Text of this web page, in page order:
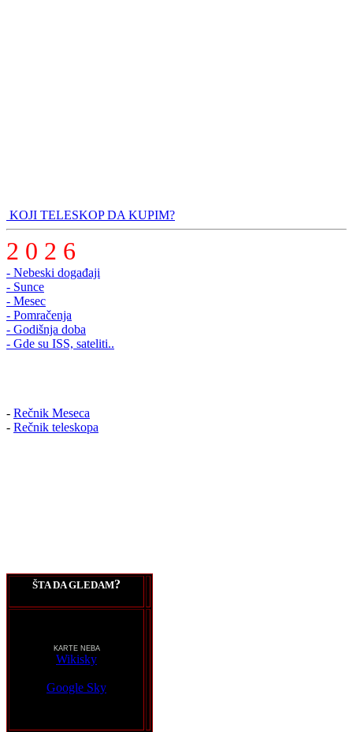
KOJI TELESKOP DA KUPIM?
2 0 2 6
- Nebeski događaji
- Sunce
- Mesec
- Pomračenja
- Godišnja doba
- Gde su ISS, sateliti..
- Rečnik Meseca
- Rečnik teleskopa
ŠTA DA GLEDAM?
KARTE NEBA
Wikisky
Google Sky